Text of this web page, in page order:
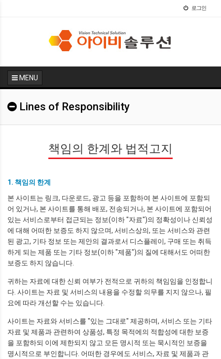
로그인
MENU
Lines of Responsibility
책임의 한계와 법적고지
1. 책임의 한계
본 사이트는 링크, 다운로드, 광고 등을 포함하여 본 사이트에 포함되
어 있거나, 본 사이트를 통해 배포, 전송되거나, 본 사이트에 포함되어
있는 서비스로부터 접근되는 정보(이하 "자료")의 정확성이나 신뢰성
에 대해 어떠한 보증도 하지 않으며, 서비스상의, 또는 서비스와 관련
된 광고, 기타 정보 또는 제안의 결과로서 디스플레이, 구매 또는 취득
하게 되는 제품 또는 기타 정보(이하 "제품")의 질에 대해서도 어떠한
보증도 하지 않습니다.
귀하는 자료에 대한 신뢰 여부가 전적으로 귀하의 책임임을 인정합니
다. 사이트는 자료 및 서비스의 내용을 수정할 의무를 지지 않으나, 필
요에 따라 개선할 수는 있습니다.
사이트는 자료와 서비스를 "있는 그대로" 제공하며, 서비스 또는 기타
자료 및 제품과 관련하여 상품성, 특정 목적에의 적합성에 대한 보증
을 포함하되 이에 제한되지 않고 모든 명시적 또는 묵시적인 보증을
명시적으로 부인합니다. 어떠한 경우에도 서비스, 자료 및 제품과 관